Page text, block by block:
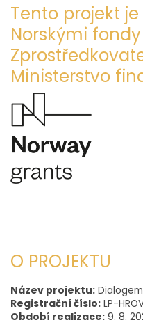
Tento projekt
Norskými fondy
Ministerstvo
O PROJEKTU
Název projektu:
Registrační číslo: LP-
Období realizace: 9. 8.